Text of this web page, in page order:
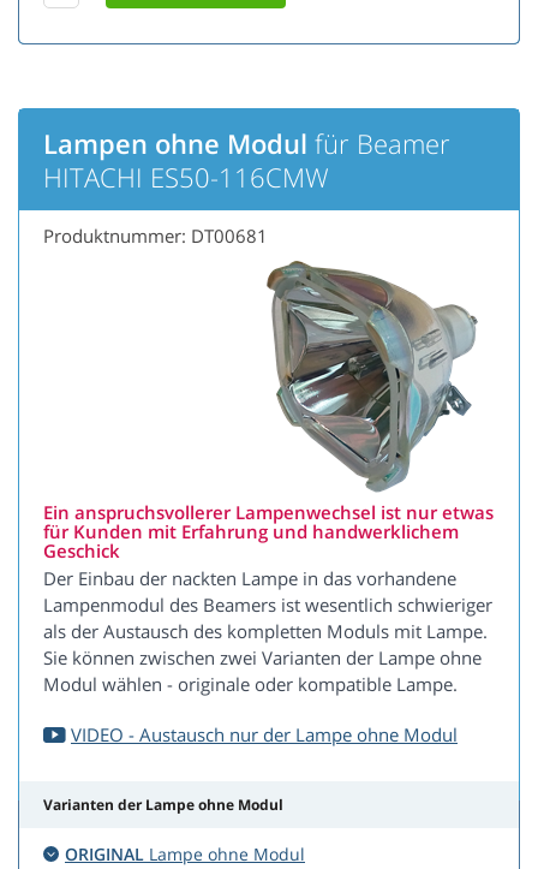
Lampen ohne Modul für Beamer
HITACHI ES50-116CMW
Produktnummer: DT00681
Ein anspruchsvollerer Lampenwechsel ist nur etwas
für Kunden mit Erfahrung und handwerklichem
Geschick
Der Einbau der nackten Lampe in das vorhandene
Lampenmodul des Beamers ist wesentlich schwieriger
als der Austausch des kompletten Moduls mit Lampe.
Sie können zwischen zwei Varianten der Lampe ohne
Modul wählen - originale oder kompatible Lampe.
VIDEO - Austausch nur der Lampe ohne Modul
Varianten der Lampe ohne Modul
ORIGINAL Lampe ohne Modul